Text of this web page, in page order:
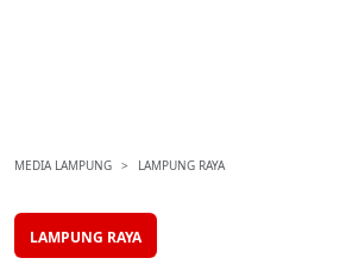
MEDIA LAMPUNG LAMPUNG RAYA
LAMPUNG RAYA